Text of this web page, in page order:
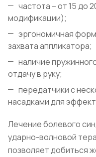
частота – от 15 до
модификации);
эргономичная
захвата аппликатора;
наличие
отдачу в руку;
передатчики с
насадками для
Лечение болевого
ударно-волновой
позволяет добиться